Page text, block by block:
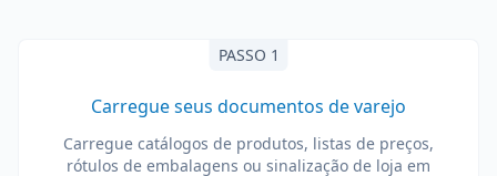
PASSO 1
Carregue seus documentos de varejo
Carregue catálogos de produtos, listas de preços,
rótulos de embalagens ou sinalização de loja em